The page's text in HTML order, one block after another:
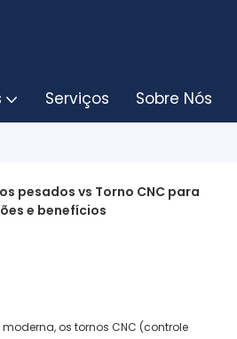
Serviços Sobre Nós
pesados ​​vs Torno CNC para
e benefícios
os tornos CNC (controle